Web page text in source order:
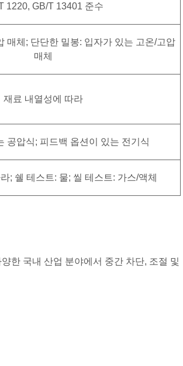
1220, GB/T 13401 준수
매체; 단단한 밀봉: 입자가 있는 고온/고압
매체
재료 내열성에 따라
공압식; 피드백 옵션이 있는 전기식
; 쉘 테스트: 물; 씰 테스트: 가스/액체
한 국내 산업 분야에서 중간 차단, 조절 및